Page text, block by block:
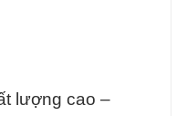
lượng cao –